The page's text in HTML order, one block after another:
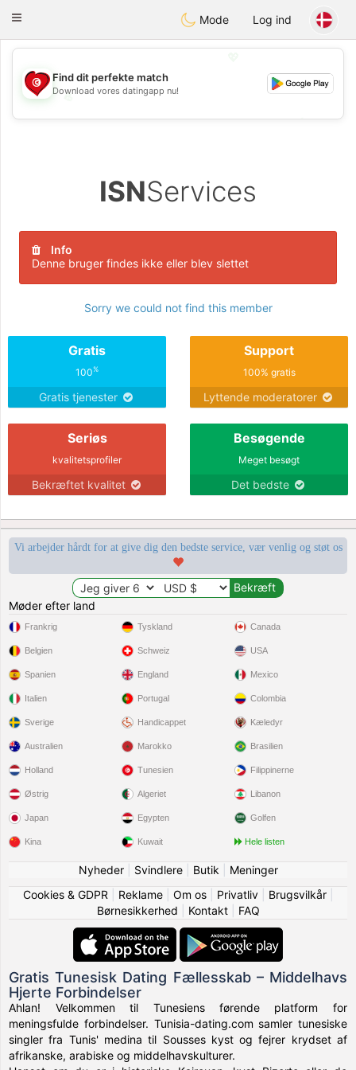
Tunisia Dating
Toggle
Mode Log ind
💖
💕
Find dit perfekte match
Download vores datingapp nu!
ISNServices
Info
Denne bruger findes ikke eller blev slettet
Sorry we could not find this member
Gratis
100%
Gratis tjenester
Support
100% gratis
Lyttende moderatorer
Seriøs
kvalitetsprofiler
Bekræftet kvalitet
Besøgende
Meget besøgt
Det bedste
Vi arbejder hårdt for at give dig den bedste service, vær venlig og støt os
Møder efter land
Frankrig
Belgien
Spanien
Italien
Sverige
Tyskland
Schweiz
England
Portugal
Handicappet
Canada
USA
Mexico
Colombia
Kæledyr
Australien
Holland
Østrig
Japan
Kina
Marokko
Tunesien
Algeriet
Egypten
Kuwait
Brasilien
Filippinerne
Libanon
Golfen
Hele listen
Nyheder| Svindlere| Butik
Meninger
Cookies & GDPR
Reklame| Om os| Privatliv| Brugsvilkår|
Børnesikkerhed
Kontakt| FAQ
Gratis Tunesisk Dating Fællesskab – Middelhavs
Hjerte Forbindelser
Ahlan! Velkommen til Tunesiens førende platform for
meningsfulde forbindelser. Tunisia-dating.com samler tunesiske
singler fra Tunis' medina til Sousses kyst og fejrer krydset af
afrikanske, arabiske og middelhavskulturer.